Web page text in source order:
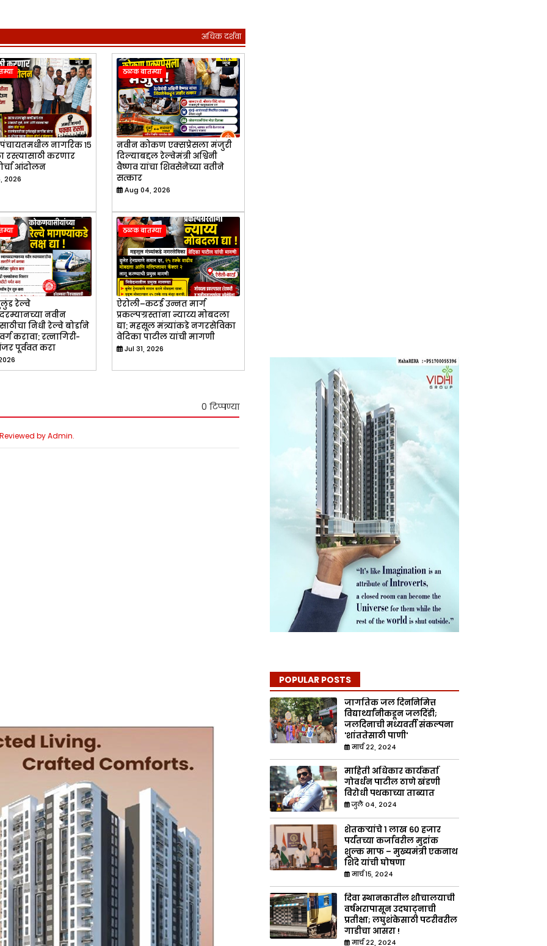
अधिक दर्शवा
नागरिक १५
करणार
आंदोलन
2026
ठळक बातम्या
नवीन कोकण एक्सप्रेसला मंजुरी
दिल्याबद्दल रेल्वेमंत्री अश्विनी
वैष्णव यांचा शिवसेनेच्या वतीने
सत्कार
Aug 04, 2026
रेल्वे
नवीन
निधी रेल्वे बोर्डाने
करावा; रत्नागिरी-
पूर्ववत करा
ठळक बातम्या
ऐरोली–कटई उन्नत मार्ग
प्रकल्पग्रस्तांना न्याय्य मोबदला
द्या; महसूल मंत्र्यांकडे नगरसेविका
वेदिका पाटील यांची मागणी
Jul 31, 2026
0 टिप्पण्या
by Admin.
POPULAR POSTS
जागतिक जल दिननिमित्त
विद्यार्थ्यांनीकडून जलदिंडी;
जलदिनाची मध्यवर्ती संकल्पना
'शांततेसाठी पाणी'
मार्च २२, २०२४
माहिती अधिकार कार्यकर्ता
गोवर्धन पाटील ठाणे खंडणी
विरोधी पथकाच्या ताब्यात
जुलै ०४, २०२४
शेतकऱ्यांचे १ लाख ६० हजार
पर्यंतच्या कर्जावरील मुद्रांक
शुल्क माफ – मुख्यमंत्री एकनाथ
शिंदे यांची घोषणा
मार्च १५, २०२४
दिवा स्थानकातील शौचालयाची
वर्षभरापासून उदघाट्नाची
प्रतीक्षा; लघुशंकेसाठी पटरीवरील
गाडीचा आसरा !
मार्च २२, २०२४